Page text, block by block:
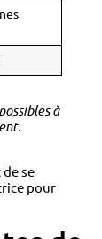
à
se
pour